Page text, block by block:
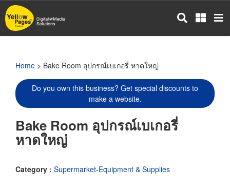
Skip
to
main
Home > Bake Room อุปกรณ์เบเกอรี่ หาดใหญ่
Do you own this business? Get special discounts to
make a website.
Bake Room อุปกรณ์เบเกอรี่
หาดใหญ่
Category : Supermarket-Equipment & Supplies